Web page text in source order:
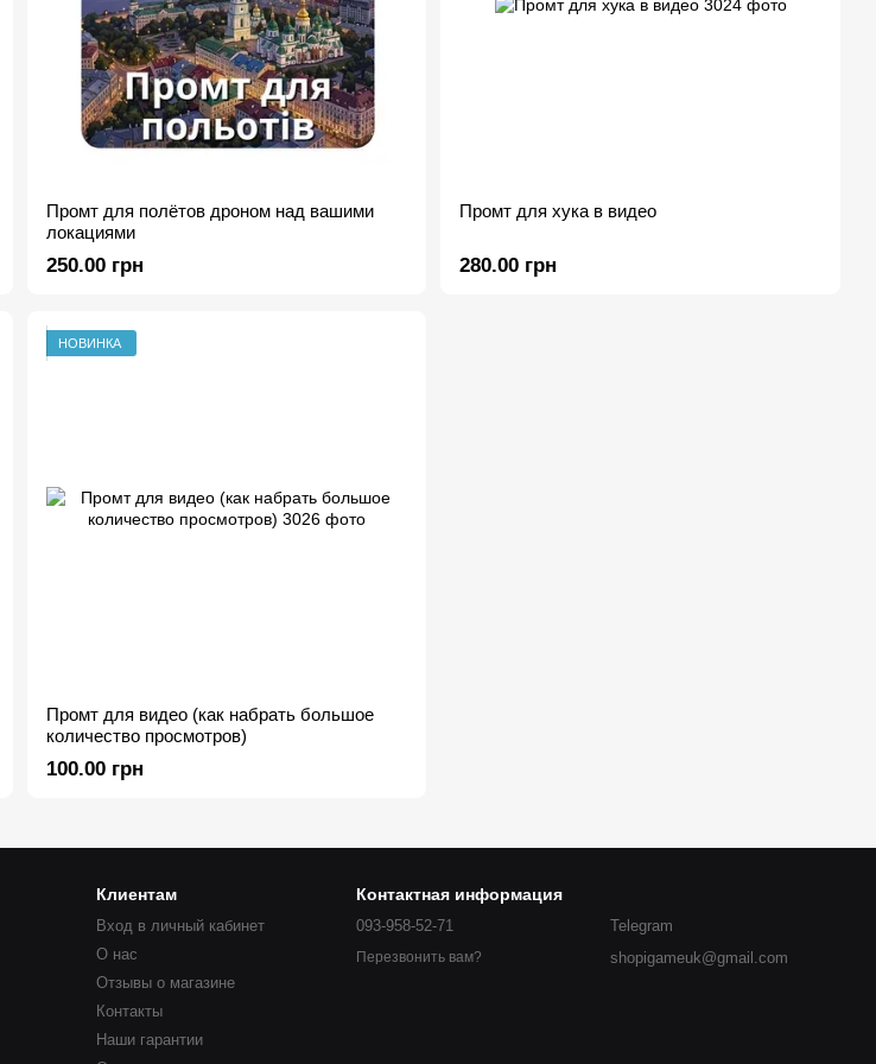
Промт для полётов дроном над вашими
локациями
250.00 грн
Промт для хука в видео
280.00 грн
НОВИНКА
Промт для видео (как набрать большое
количество просмотров)
100.00 грн
Клиентам
Вход в личный кабинет
О нас
Отзывы о магазине
Контакты
Наши гарантии
Контактная информация
093-958-52-71
Перезвонить вам?
Telegram
shopigameuk@gmail.com